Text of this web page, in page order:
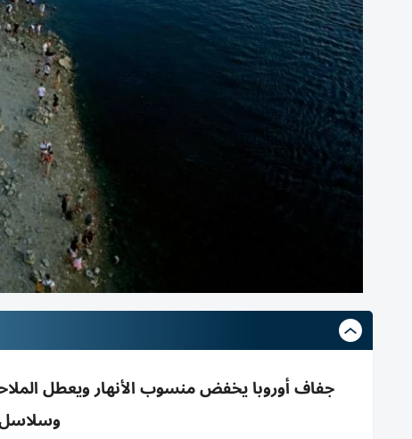
جفاف أوروبا يخفض منسوب الأنهار ويعطل الملاحة
وسلاسل